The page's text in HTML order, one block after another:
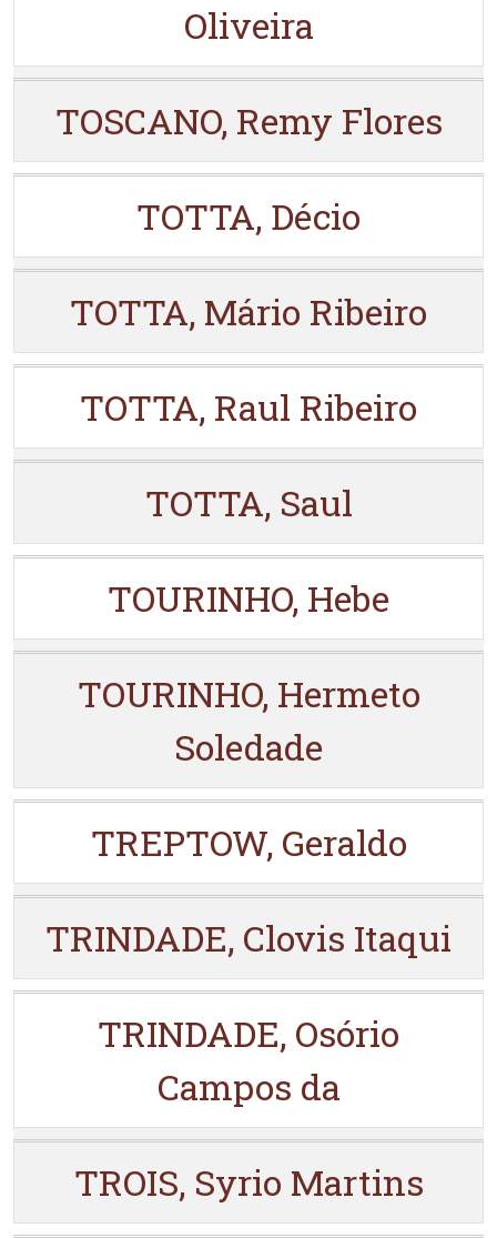
Oliveira
TOSCANO, Remy Flores
TOTTA, Décio
TOTTA, Mário Ribeiro
TOTTA, Raul Ribeiro
TOTTA, Saul
TOURINHO, Hebe
TOURINHO, Hermeto
Soledade
TREPTOW, Geraldo
TRINDADE, Clovis Itaqui
TRINDADE, Osório
Campos da
TROIS, Syrio Martins